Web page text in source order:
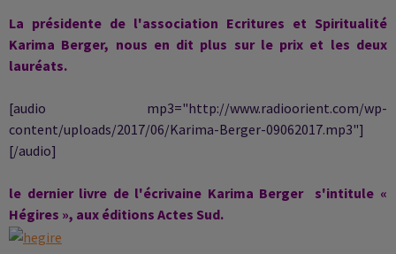
La présidente de l'association Ecritures et Spiritualité
Karima Berger, nous en dit plus sur le prix et les deux
lauréats.
[audio mp3="http://www.radioorient.com/wp-
content/uploads/2017/06/Karima-Berger-09062017.mp3"]
[/audio]
le dernier livre de l'écrivaine Karima Berger s'intitule «
Hégires », aux éditions Actes Sud.